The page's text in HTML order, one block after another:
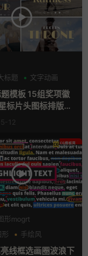
标题 文字动画
模板 15组奖项徽
标片头图标排版元
12
形mogrt
形
手绘风
线框选画圈波浪下